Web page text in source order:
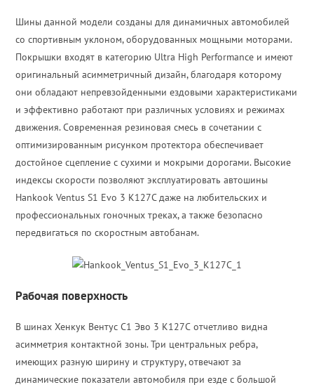
Шины данной модели созданы для динамичных автомобилей
со спортивным уклоном, оборудованных мощными моторами.
Покрышки входят в категорию Ultra High Performance и имеют
оригинальный асимметричный дизайн, благодаря которому
они обладают непревзойденными ездовыми характеристиками
и эффективно работают при различных условиях и режимах
движения. Современная резиновая смесь в сочетании с
оптимизированным рисунком протектора обеспечивает
достойное сцепление с сухими и мокрыми дорогами. Высокие
индексы скорости позволяют эксплуатировать автошины
Hankook Ventus S1 Evo 3 K127C даже на любительских и
профессиональных гоночных треках, а также безопасно
передвигаться по скоростным автобанам.
Рабочая поверхность
В шинах Хенкук Вентус С1 Эво 3 К127С отчетливо видна
асимметрия контактной зоны. Три центральных ребра,
имеющих разную ширину и структуру, отвечают за
динамические показатели автомобиля при езде с большой